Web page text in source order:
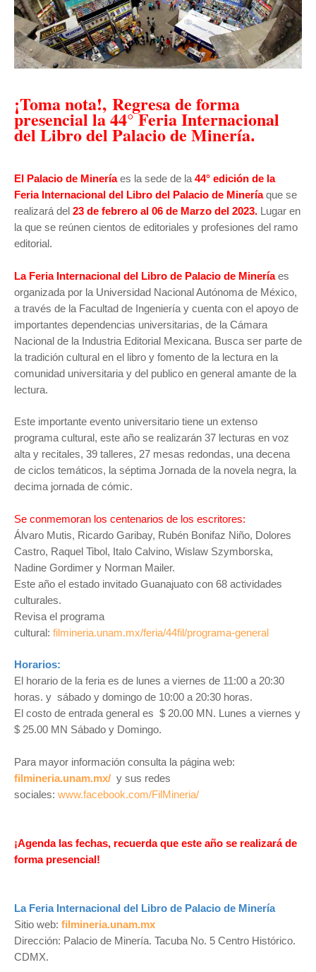
¡Toma nota!, Regresa de forma
presencial la 44° Feria Internacional
del Libro del Palacio de Minería.
El Palacio de Mineríaes la sede de la 44° edición de la
Feria Internacional del Libro del Palacio de Mineríaque se
realizará del 23 de febrero al 06 de Marzo del 2023. Lugar en
la que se reúnen cientos de editoriales y profesiones del ramo
editorial.
La Feria Internacional del Libro de Palacio de Mineríaes
organizada por la Universidad Nacional Autónoma de México,
a través de la Facultad de Ingeniería y cuenta con el apoyo de
importantes dependencias universitarias, de la Cámara
Nacional de la Industria Editorial Mexicana. Busca ser parte de
la tradición cultural en el libro y fomento de la lectura en la
comunidad universitaria y del publico en general amante de la
lectura.
Este importante evento universitario tiene un extenso
programa cultural, este año se realizarán 37 lecturas en voz
alta y recitales, 39 talleres, 27 mesas redondas, una decena
de ciclos temáticos, la séptima Jornada de la novela negra, la
decima jornada de cómic.
Se conmemoran los centenarios de los escritores:
Álvaro Mutis, Ricardo Garibay, Rubén Bonifaz Niño, Dolores
Castro, Raquel Tibol, Italo Calvino, Wislaw Szymborska,
Nadine Gordimer y Norman Mailer.
Este año el estado invitado Guanajuato con 68 actividades
culturales.
Revisa el programa
cultural: filmineria.unam.mx/feria/44fil/programa-general
Horarios:
El horario de la feria es de lunes a viernes de 11:00 a 20:30
horas. y sábado y domingo de 10:00 a 20:30 horas.
El costo de entrada general es $ 20.00 MN. Lunes a viernes y
$ 25.00 MN Sábado y Domingo.
Para mayor información consulta la página web:
filmineria.unam.mx/ y sus redes
sociales: www.facebook.com/FilMineria/
¡Agenda las fechas, recuerda que este año se realizará de
forma presencial!
La Feria Internacional del Libro de Palacio de Minería
Sitio web: filmineria.unam.mx
Dirección: Palacio de Minería. Tacuba No. 5 Centro Histórico.
CDMX.